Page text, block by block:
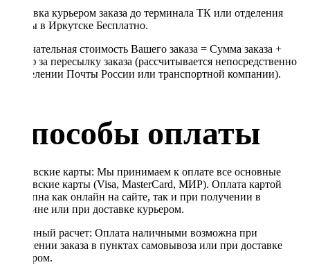
Доставка курьером заказа до терминала ТК или отделения
Почты в Иркутске Бесплатно.
Окончательная стоимость Вашего заказа = Сумма заказа +
Тариф за пересылку заказа (рассчитывается непосредственно
в отделении Почты России или транспортной компании).
Способы оплаты
Банковские карты: Мы принимаем к оплате все основные
банковские карты (Visa, MasterCard, МИР). Оплата картой
доступна как онлайн на сайте, так и при получении в
магазине или при доставке курьером.
Наличный расчет: Оплата наличными возможна при
получении заказа в пунктах самовывоза или при доставке
курьером.